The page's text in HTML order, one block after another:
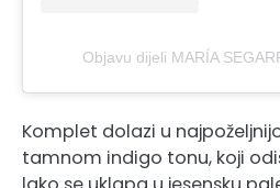
Objavu dijeli MARÍA
Komplet dolazi u
tamnom indigo tonu, koji